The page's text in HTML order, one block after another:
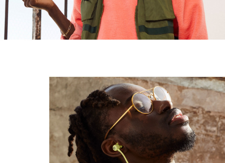
Auricolari magnetici con funzione automatica
Play/Pausa
1
Grazie al cavo Flex-Form e alla sua resistente
Altezza: 16 mm/1,6 cm
Connettività
Tecnologia Bluetooth
di Classe 1 con il chip